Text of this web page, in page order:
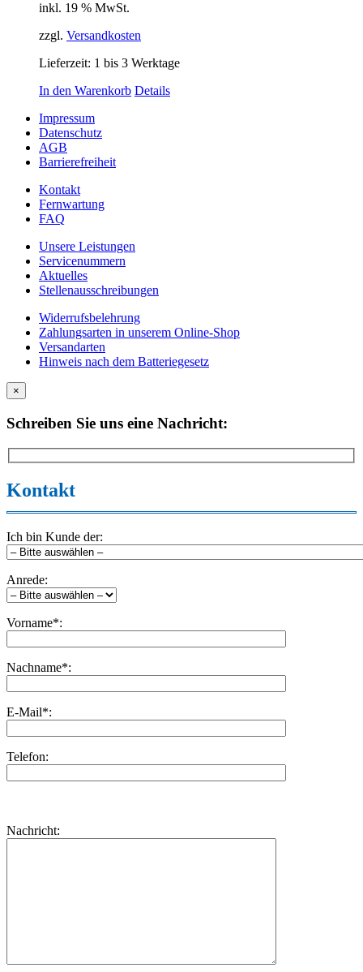
inkl. 19 % MwSt.
zzgl. Versandkosten
Lieferzeit: 1 bis 3 Werktage
In den Warenkorb Details
Impressum
Datenschutz
AGB
Barrierefreiheit
Kontakt
Fernwartung
FAQ
Unsere Leistungen
Servicenummern
Aktuelles
Stellenausschreibungen
Widerrufsbelehrung
Zahlungsarten in unserem Online-Shop
Versandarten
Hinweis nach dem Batteriegesetz
×
Schreiben Sie uns eine Nachricht:
Kontakt
Ich bin Kunde der:
Anrede:
Vorname*:
Nachname*:
E-Mail*:
Telefon:
dieses
lasse
Nachricht: